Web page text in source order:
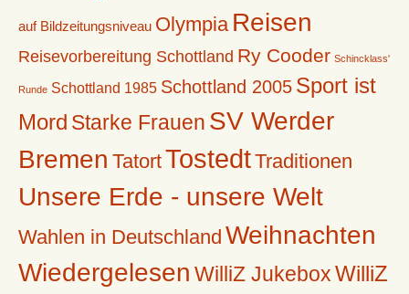
auf Bildzeitungsniveau Olympia Reisen
Reisevorbereitung Schottland Ry Cooder Schincklass'
Runde Schottland 1985 Schottland 2005 Sport ist
Mord Starke Frauen SV Werder
Bremen TatortTostedtTraditionen
Unsere Erde - unsere Welt
Wahlen in Deutschland Weihnachten
Wiedergelesen WilliZ Jukebox WilliZ